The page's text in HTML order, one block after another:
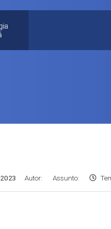
Autor: Assunto: